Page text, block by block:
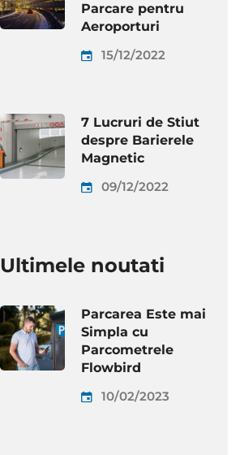
Parcare pentru
Aeroporturi
15/12/2022
7 Lucruri de Stiut
despre Barierele
Magnetic
09/12/2022
Ultimele noutati
Parcarea Este mai
Simpla cu
Parcometrele
Flowbird
10/02/2023